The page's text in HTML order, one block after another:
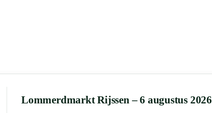
Lommerdmarkt Rijssen – 6 augustus 2026